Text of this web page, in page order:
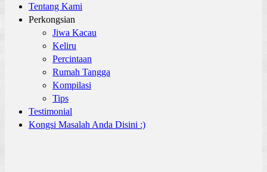
Tentang Kami
Perkongsian
Jiwa Kacau
Keliru
Percintaan
Rumah Tangga
Kompilasi
Tips
Testimonial
Kongsi Masalah Anda Disini :)